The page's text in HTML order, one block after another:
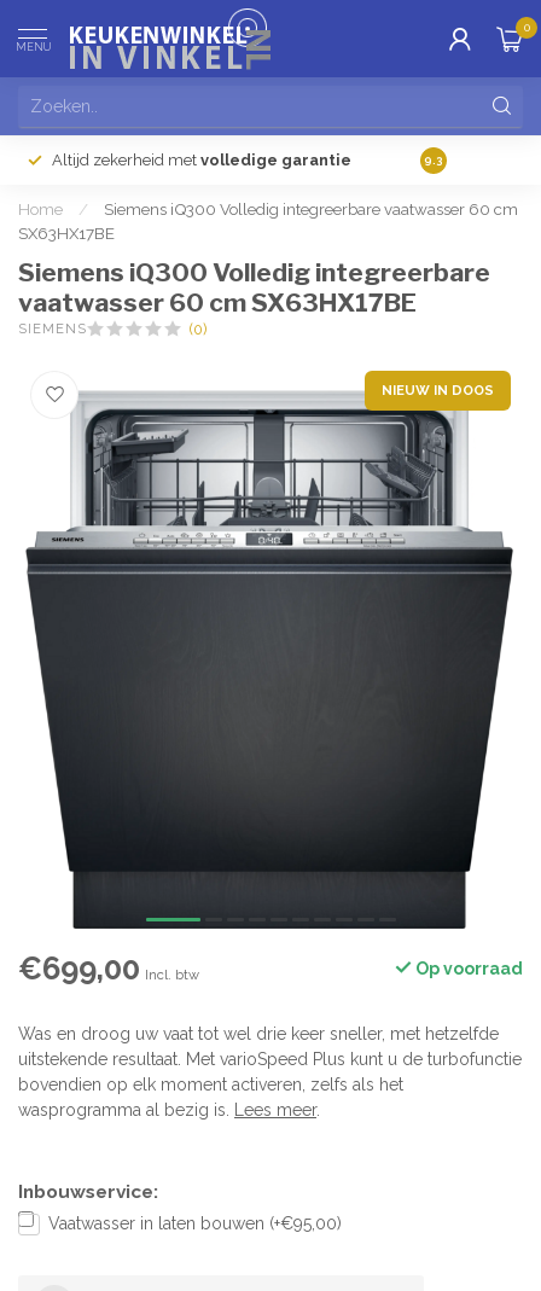
MENU
0
Altijd zekerheid met volledige garantie Gratis
9.3
Home /
Siemens iQ300 Volledig integreerbare vaatwasser 60 cm
SX63HX17BE
Siemens iQ300 Volledig integreerbare
vaatwasser 60 cm SX63HX17BE
SIEMENS (0)
NIEUW IN DOOS
€699,00 Incl. btw Op voorraad
Was en droog uw vaat tot wel drie keer sneller, met hetzelfde
uitstekende resultaat. Met varioSpeed ​​Plus kunt u de turbofunctie
bovendien op elk moment activeren, zelfs als het
wasprogramma al bezig is. Lees meer.
Inbouwservice:
Vaatwasser in laten bouwen (+€95,00)